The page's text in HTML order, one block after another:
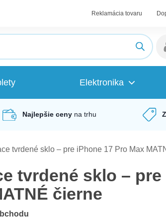
Reklamácia tovaru
Elektronika
Najlepšie ceny na trhu
tvrdené sklo – pre iPhone 17 Pro Max
tvrdené sklo –
čierne